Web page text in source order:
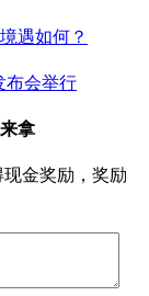
遇如何？
布会举行
拿
金奖励，奖励